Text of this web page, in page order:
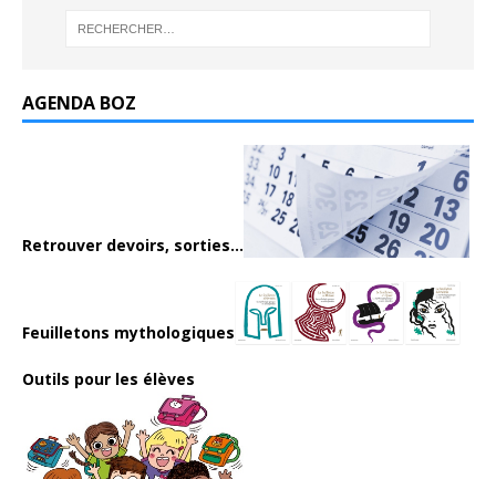
AGENDA BOZ
Retrouver devoirs, sorties...
Feuilletons mythologiques
Outils pour les élèves